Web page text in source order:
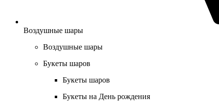
Воздушные шары
Воздушные шары
Букеты шаров
Букеты шаров
Букеты на День рождения